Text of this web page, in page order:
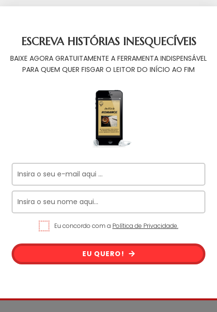
ESCREVA HISTÓRIAS INESQUECÍVEIS
BAIXE AGORA GRATUITAMENTE A FERRAMENTA INDISPENSÁVEL
PARA QUEM QUER FISGAR O LEITOR DO INÍCIO AO FIM
Eu concordo com a Política de Privacidade.
EU QUERO!